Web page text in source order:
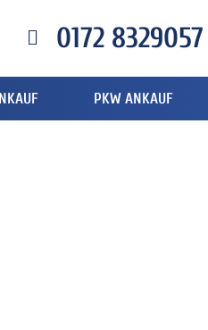
0172 8329057
PKW ANKAUF